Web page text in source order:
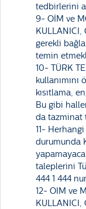
tedbirlerini
9- OİM ve
KULLANICI,
gerekli
temin
10- TÜRK
kullanımını
kısıtlama,
Bu gibi
da tazminat
11-
durumunda
taleplerini
444 1 444
12- OIM ve
KULLANICI,